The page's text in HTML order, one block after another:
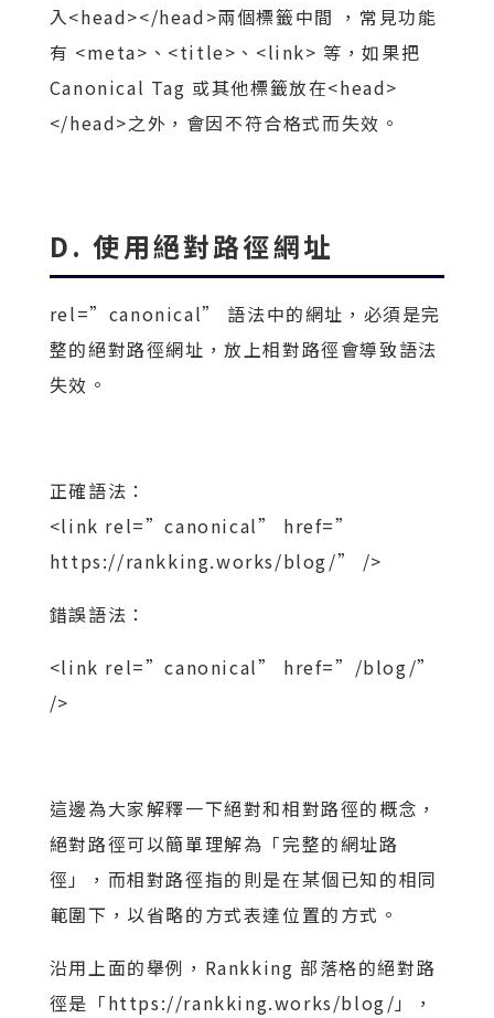
入<head></head>兩個標籤中間 ，常見功能
有 <meta>、<title>、<link> 等，如果把
Canonical Tag 或其他標籤放在<head>
</head>之外，會因不符合格式而失效。
D. 使用絕對路徑網址
rel=”canonical” 語法中的網址，必須是完
整的絕對路徑網址，放上相對路徑會導致語法
失效。
正確語法：
<link rel=”canonical” href=”
https://rankking.works/blog/” />
錯誤語法：
<link rel=”canonical” href=”/blog/”
/>
這邊為大家解釋一下絕對和相對路徑的概念，
絕對路徑可以簡單理解為「完整的網址路
徑」，而相對路徑指的則是在某個已知的相同
範圍下，以省略的方式表達位置的方式。
沿用上面的舉例，Rankking 部落格的絕對路
徑是「https://rankking.works/blog/」，